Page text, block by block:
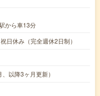
から車13分
日休み（完全週休2日制）
以降3ヶ月更新）